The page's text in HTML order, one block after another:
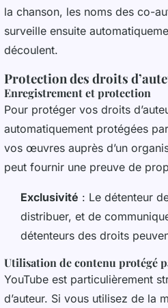
la chanson, les noms des co-
surveille ensuite
découlent.
Protection des droits
Enregistrement et protection
Pour protéger vos droits
automatiquement protégées
vos œuvres auprès d’un
peut fournir une preuve de
Exclusivité : Le détenteur
distribuer, et de
détenteurs des droits
Utilisation de contenu protégé
YouTube est particulièrement
d’auteur. Si vous utilisez de la